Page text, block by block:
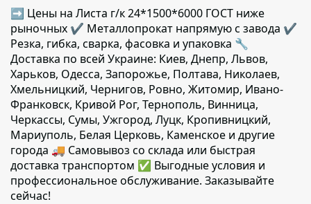
➡ Цены на Листа г/к 24*1500*6000 ГОСТ ниже
рыночных ✔️ Металлопрокат напрямую с завода ✔️
Резка, гибка, сварка, фасовка и упаковка 🔧
Доставка по всей Украине: Киев, Днепр, Львов,
Харьков, Одесса, Запорожье, Полтава, Николаев,
Хмельницкий, Чернигов, Ровно, Житомир, Ивано-
Франковск, Кривой Рог, Тернополь, Винница,
Черкассы, Сумы, Ужгород, Луцк, Кропивницкий,
Мариуполь, Белая Церковь, Каменское и другие
города 🚚 Самовывоз со склада или быстрая
доставка транспортом ✅ Выгодные условия и
профессиональное обслуживание. Заказывайте
сейчас!